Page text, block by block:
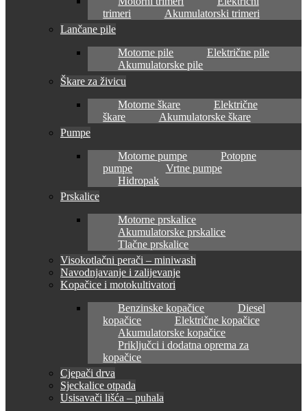
trimeri
Akumulatorski trimeri
Lančane pile
Motorne pile
Električne pile
Akumulatorske pile
Škare za živicu
Motorne škare
Električne
škare
Akumulatorske škare
Pumpe
Motorne pumpe
Potopne
pumpe
Vrtne pumpe
Hidropak
Prskalice
Motorne prskalice
Akumulatorske prskalice
Tlačne prskalice
Visokotlačni perači – miniwash
Navodnjavanje i zalijevanje
Kopačice i motokultivatori
Benzinske kopačice
Diesel
kopačice
Električne kopačice
Akumulatorske kopačice
Priključci i dodatna oprema za
kopačice
Cjepači drva
Sjeckalice otpada
Usisavači lišća – puhala